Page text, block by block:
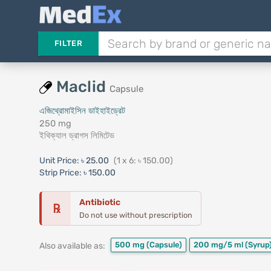
FILTER
Maclid Capsule
এজিথ্রোমাইসিন ডাইহাইড্রেট
250 mg
ইথিক্যাল ড্রাগস লিমিটেড
Unit Price: ৳ 25.00 (1 x 6: ৳ 150.00)
Strip Price: ৳ 150.00
℞ Antibiotic
Do not use without prescription
Also available as: 500 mg (Capsule) 200 mg/5 ml (Syrup)